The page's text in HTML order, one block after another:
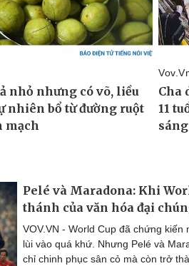
Pelé và Maradona: Khi
thánh của văn hóa đại
VOV.VN - World Cup đã chứng
lùi vào quá khứ. Nhưng Pelé và
chỉ chinh phục sân cỏ mà còn trở